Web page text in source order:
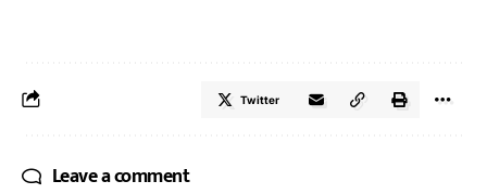
Twitter
Leave a comment